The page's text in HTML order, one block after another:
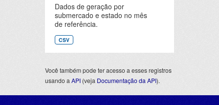
Dados de geração por
submercado e estado no mês
de referência.
CSV
Você também pode ter acesso a esses registros
usando a API (veja Documentação da API).